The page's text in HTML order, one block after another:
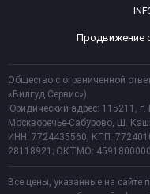
Продвижение
Общество с ограниченной
«Вилгуд Сервис»)
Юридический адрес: 115211,
Москворечье-Сабурово, Ш.
ИНН: 7724435560, КПП:
28118921; ОКТМО:
Все цены, указанные на